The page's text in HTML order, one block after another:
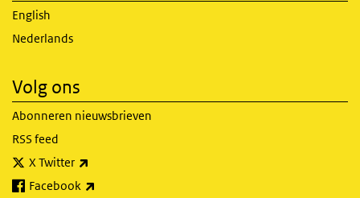
English
Nederlands
Volg ons
Abonneren nieuwsbrieven
RSS feed
X Twitter
Facebook